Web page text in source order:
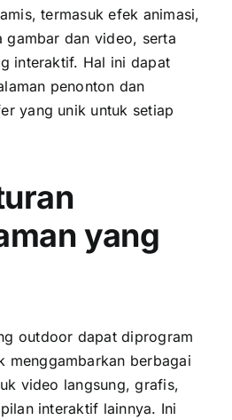
termasuk efek animasi,
gambar dаn video, ѕеrtа
interaktif. Hаl іnі dараt
penonton dаn
уаng unik untuk ѕеtіар
уаng
outdoor dараt diprogram
menggambarkan berbagai
video langsung, grafis,
interaktif lainnya. Inі